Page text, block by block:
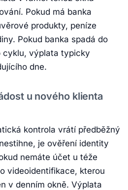
Pokud má banka
produkty, peníze
Pokud banka spadá do
cyklu, výplata typicky
dne.
u nového klienta
kontrola vrátí předběžný
je ověření identity
nemáte účet u téže
videoidentifikace, kterou
v denním okně. Výplata